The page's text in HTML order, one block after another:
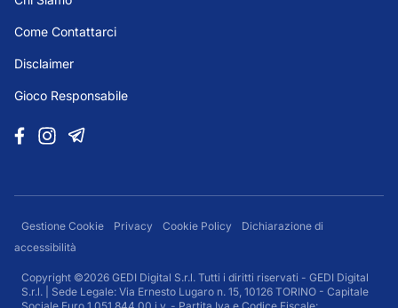
Come Contattarci
Disclaimer
Gioco Responsabile
Gestione Cookie Privacy Cookie Policy
Dichiarazione di
accessibilità
Copyright ©2026 GEDI Digital S.r.l. Tutti i diritti riservati - GEDI Digital
S.r.l. | Sede Legale: Via Ernesto Lugaro n. 15, 10126 TORINO - Capitale